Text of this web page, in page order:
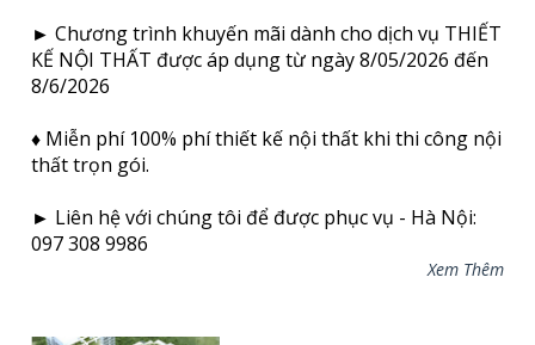
► Chương trình khuyến mãi dành cho dịch vụ THIẾT
KẾ NỘI THẤT được áp dụng từ ngày 8/05/2026 đến
8/6/2026
♦ Miễn phí 100% phí thiết kế nội thất khi thi công nội
thất trọn gói.
► Liên hệ với chúng tôi để được phục vụ - Hà Nội:
097 308 9986
Xem Thêm